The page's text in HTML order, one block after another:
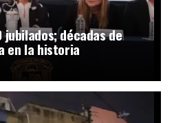
jubilados; décadas de
en la historia